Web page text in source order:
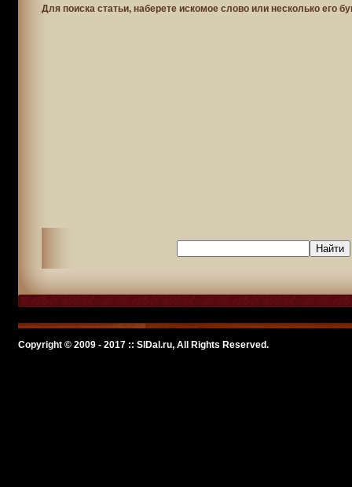
Для поиска статьи, наберете искомое слово или несколько его
Copyright © 2009 - 2017 :: SlDal.ru, All Rights Reserved.